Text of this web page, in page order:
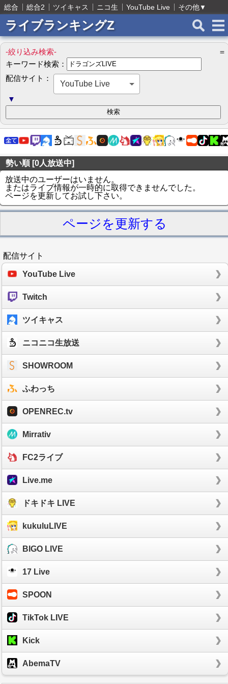
総合 総合2 ツイキャス ニコ生 YouTube Live その他▼
ライブランキングZ
-絞り込み検索-
＝
キーワード検索：
配信サイト：
YouTube Live
▼
勢い順 [0人放送中]
放送中のユーザーはいません。
またはライブ情報が一時的に取得できませんでした。
ページを更新してお試し下さい。
ページを更新する
配信サイト
YouTube Live
Twitch
ツイキャス
ニコニコ生放送
SHOWROOM
ふわっち
OPENREC.tv
Mirrativ
FC2ライブ
Live.me
ドキドキ LIVE
kukuluLIVE
BIGO LIVE
17 Live
SPOON
TikTok LIVE
Kick
AbemaTV